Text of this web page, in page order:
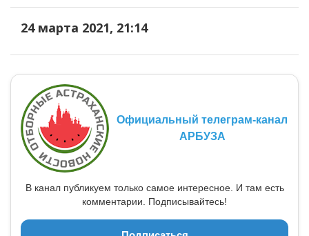
24 марта 2021, 21:14
Официальный телеграм-канал
АРБУЗА
В канал публикуем только самое интересное. И там есть
комментарии. Подписывайтесь!